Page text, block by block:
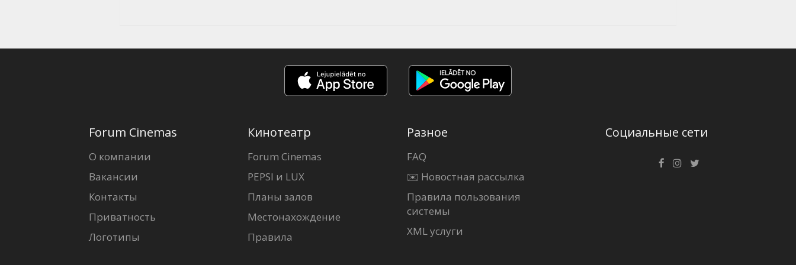
Forum Cinemas
О компании
Вакансии
Контакты
Приватность
Логотипы
Кинотеатр
Forum Cinemas
PEPSI и LUX
Планы залов
Местонахождение
Правила
Разное
FAQ
✉️ Новостная рассылка
Правила пользования
системы
XML услуги
Социальные сети